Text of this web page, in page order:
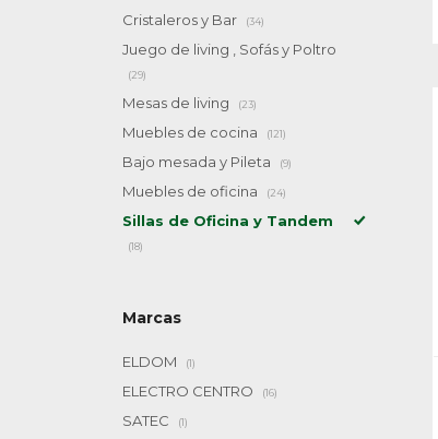
Cristaleros y Bar (34)
Juego de living , Sofás y Poltro
(29)
Mesas de living (23)
Muebles de cocina (121)
Bajo mesada y Pileta (9)
Muebles de oficina (24)
Sillas de Oficina y Tandem
(18)
Marcas
ELDOM (1)
ELECTRO CENTRO (16)
SATEC (1)